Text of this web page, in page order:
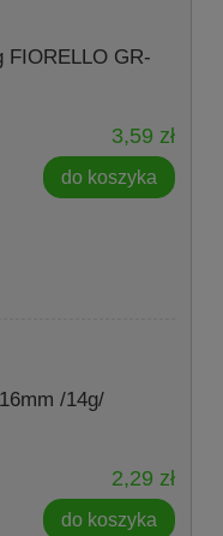
FIORELLO GR-
3,59 zł
do koszyka
/14g/
2,29 zł
do koszyka